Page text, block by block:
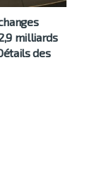
milliards
des